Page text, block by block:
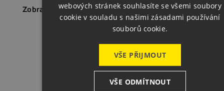
Zobrazení 1-2 z 2 položek
webových stránek souhlasíte se všemi soubory
cookie v souladu s našimi zásadami používání
souborů cookie.
VŠE PŘIJMOUT
VŠE ODMÍTNOUT